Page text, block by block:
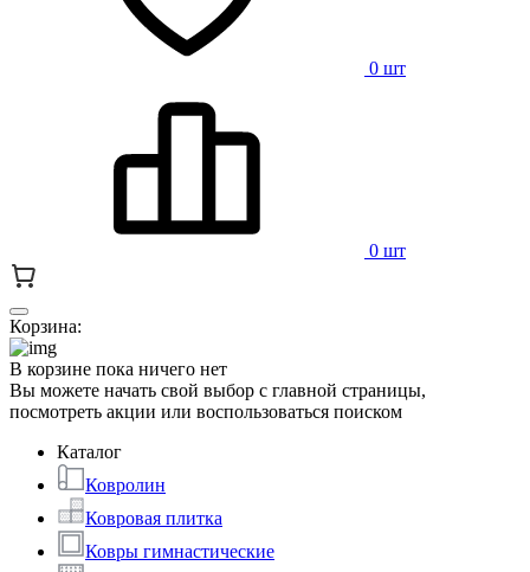
0 шт
0 шт
Корзина:
В корзине пока ничего нет
Вы можете начать свой выбор с главной страницы,
посмотреть акции или воспользоваться поиском
Каталог
Ковролин
Ковровая плитка
Ковры гимнастические